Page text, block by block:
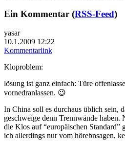
Ein Kommentar (RSS-Feed)
yasar
10.1.2009 12:22
Kommentarlink
Kloproblem:
lösung ist ganz einfach: Türe
vornedranlassen. 😉
In China soll es durchaus üblich sein,
geschweige denn Trennwände
die Klos auf “europäischen Standard”
ich allerdings nur vom hörebnsagen,